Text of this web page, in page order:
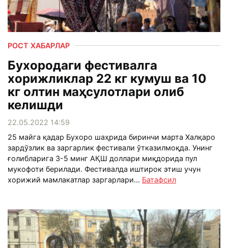
РОСТ ХАБАРЛАР
Бухородаги фестивалга
хорижликлар 22 кг кумуш ва 10
кг олтин маҳсулотлари олиб
келишди
22.05.2022 14:59
25 майга қадар Бухоро шаҳрида биринчи марта Халқаро
зардўзлик ва заргарлик фестивали ўтказилмоқда. Унинг
ғолибларига 3-5 минг АҚШ доллари миқдорида пул
мукофоти берилади. Фестивалда иштирок этиш учун
хорижий мамлакатлар заргарлари... Батафсил